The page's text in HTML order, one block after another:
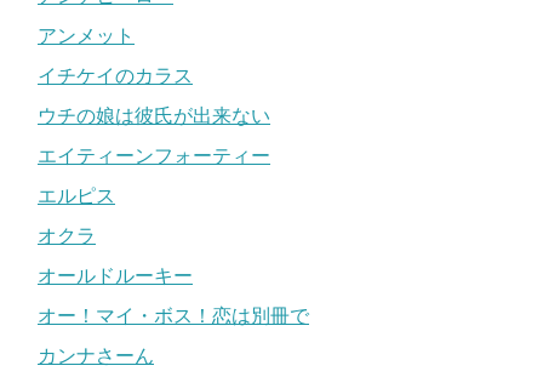
アンメット
イチケイのカラス
ウチの娘は彼氏が出来ない
エイティーンフォーティー
エルピス
オクラ
オールドルーキー
オー！マイ・ボス！恋は別冊で
カンナさーん